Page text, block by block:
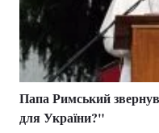
Папа Римський
для України?"